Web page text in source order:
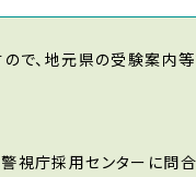
、地元県の受験案内等
庁採用センターに問合